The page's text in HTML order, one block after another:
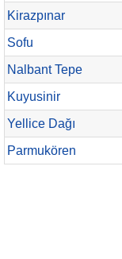
Kirazpınar
Sofu
Nalbant Tepe
Kuyusinir
Yellice Dağı
Parmukören